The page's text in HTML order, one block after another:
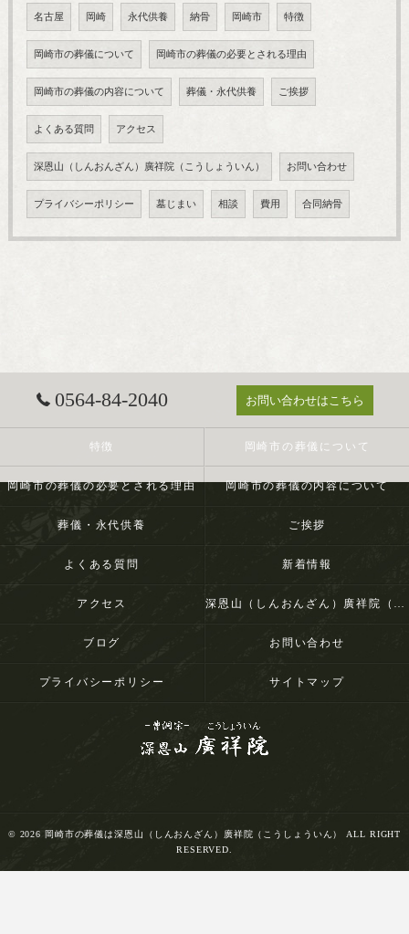
名古屋 岡崎 永代供養 納骨 岡崎市 特徴
岡崎市の葬儀について 岡崎市の葬儀の必要とされる理由
岡崎市の葬儀の内容について 葬儀・永代供養 ご挨拶
よくある質問 アクセス
深恩山（しんおんざん）廣祥院（こうしょういん） お問い合わせ
プライバシーポリシー 墓じまい 相談 費用 合同納骨
0564-84-2040 お問い合わせはこちら
特徴 岡崎市の葬儀について
岡崎市の葬儀の必要とされる理由 岡崎市の葬儀の内容について
葬儀・永代供養 ご挨拶
よくある質問 新着情報
アクセス 深恩山（しんおんざん）廣祥院（こうしょういん）
ブログ お問い合わせ
プライバシーポリシー サイトマップ
© 2026 岡崎市の葬儀は深恩山（しんおんざん）廣祥院（こうしょういん） ALL RIGHT
RESERVED.